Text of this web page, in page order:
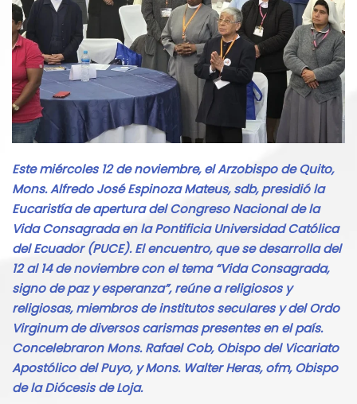
Este miércoles 12 de noviembre, el Arzobispo de Quito,
Mons. Alfredo José Espinoza Mateus, sdb, presidió la
Eucaristía de apertura del Congreso Nacional de la
Vida Consagrada en la Pontificia Universidad Católica
del Ecuador (PUCE). El encuentro, que se desarrolla del
12 al 14 de noviembre con el tema “Vida Consagrada,
signo de paz y esperanza”, reúne a religiosos y
religiosas, miembros de institutos seculares y del Ordo
Virginum de diversos carismas presentes en el país.
Concelebraron Mons. Rafael Cob, Obispo del Vicariato
Apostólico del Puyo, y Mons. Walter Heras, ofm, Obispo
de la Diócesis de Loja.